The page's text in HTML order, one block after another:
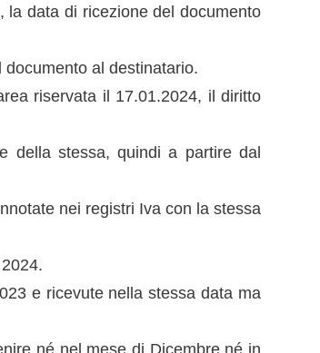
la data di ricezione del documento
al destinatario.
riservata il 17.01.2024, il diritto
della stessa, quindi a partire dal
nei registri Iva con la stessa
e ricevute nella stessa data ma
né nel mese di Dicembre né in